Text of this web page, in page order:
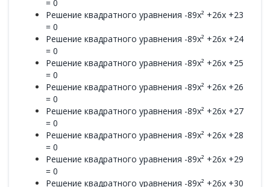
= 0
Решение квадратного уравнения -89x² +26x +23
= 0
Решение квадратного уравнения -89x² +26x +24
= 0
Решение квадратного уравнения -89x² +26x +25
= 0
Решение квадратного уравнения -89x² +26x +26
= 0
Решение квадратного уравнения -89x² +26x +27
= 0
Решение квадратного уравнения -89x² +26x +28
= 0
Решение квадратного уравнения -89x² +26x +29
= 0
Решение квадратного уравнения -89x² +26x +30